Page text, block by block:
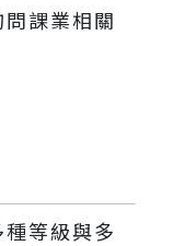
課業相關
等級與多